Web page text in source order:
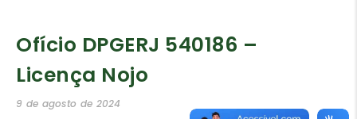
Ofício DPGERJ 540186 –
Licença Nojo
9 de agosto de 2024